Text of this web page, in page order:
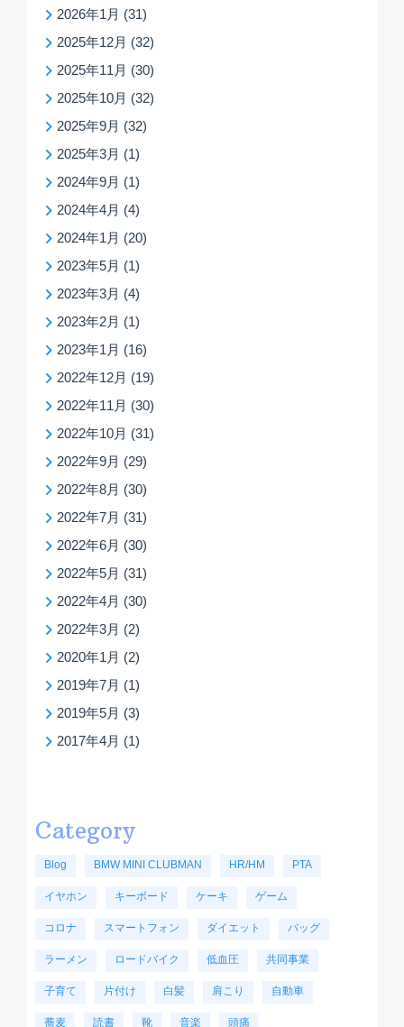
2026年1月 (31)
2025年12月 (32)
2025年11月 (30)
2025年10月 (32)
2025年9月 (32)
2025年3月 (1)
2024年9月 (1)
2024年4月 (4)
2024年1月 (20)
2023年5月 (1)
2023年3月 (4)
2023年2月 (1)
2023年1月 (16)
2022年12月 (19)
2022年11月 (30)
2022年10月 (31)
2022年9月 (29)
2022年8月 (30)
2022年7月 (31)
2022年6月 (30)
2022年5月 (31)
2022年4月 (30)
2022年3月 (2)
2020年1月 (2)
2019年7月 (1)
2019年5月 (3)
2017年4月 (1)
Category
Blog BMW MINI CLUBMAN HR/HM PTA
イヤホン キーボード ケーキ ゲーム
コロナ スマートフォン ダイエット バッグ
ラーメン ロードバイク 低血圧 共同事業
子育て 片付け 白髪 肩こり 自動車
蕎麦 読書 靴 音楽 頭痛